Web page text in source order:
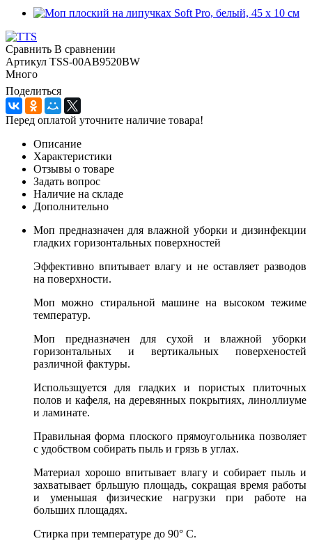
Сравнить В сравнении
Артикул TSS-00AB9520BW
Много
Поделиться
Перед оплатой уточните наличие товара!
Описание
Характеристики
Отзывы о товаре
Задать вопрос
Наличие на складе
Дополнительно
Моп предназначен для влажной уборки и дизинфекции
гладких горизонтальных поверхностей
Эффективно впитывает влагу и не оставляет разводов
на поверхности.
Моп можно стиральной машине на высоком тежиме
температур.
Моп предназначен для сухой и влажной уборки
горизонтальных и вертикальных поверхеностей
различной фактуры.
Использщуется для гладких и пористых плиточных
полов и кафеля, на деревянных покрытиях, линоллиуме
и ламинате.
Правильная форма плоского прямоугольника позволяет
с удобством собирать пыль и грязь в углах.
Материал хорошо впитывает влагу и собирает пыль и
захватывает брльшую площадь, сокращая время работы
и уменьшая физические нагрузки при работе на
больших площадях.
Стирка при температуре до 90° С.